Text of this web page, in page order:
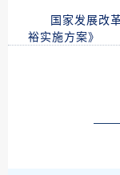
国家发展改
裕实施方案》